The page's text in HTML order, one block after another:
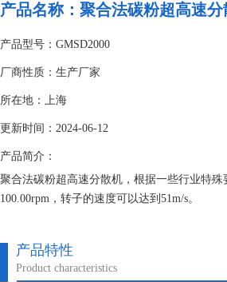
产品名称：聚合法碳粉超高速分
产品型号：GMSD2000
厂商性质：生产厂家
所在地：上海
更新时间：2024-06-12
产品简介：
聚合法碳粉超高速分散机，根据一些行业特
100.00rpm，转子的速度可以达到51m/s。
产品特性
Product characteristics